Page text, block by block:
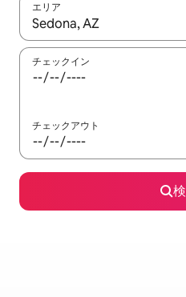
エリア
検索結果が表示されたら、上
チェックイン
チェックアウト